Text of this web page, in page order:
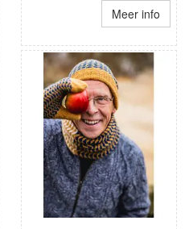
Meer info